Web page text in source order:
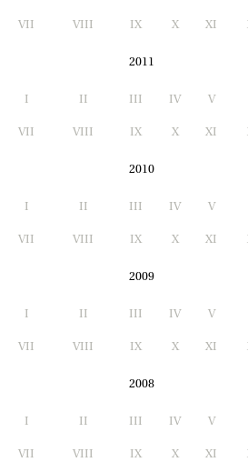
VII VIII IX X XI
2011
I II III IV V
VII VIII IX X XI
2010
I II III IV V
VII VIII IX X XI
2009
I II III IV V
VII VIII IX X XI
2008
I II III IV V
VII VIII IX X XI